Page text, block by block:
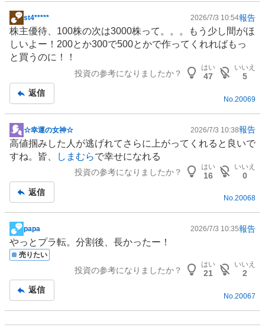
掲
示
板
記
st4***** 2026/7/3 10:54報告
株主優待 、100株の次は3000株って。。。もう少し間がほ
しいよー！200とか300で500とかで作ってくれればもっ
と買うのに！！
投資の参考になりましたか？
はい
47
いいえ
5
返信
No. 20069
掲
示
板
☆幸運の女神☆ 2026/7/3 10:38報告
高値掴みした人が逃げれてさらに上がってくれると良いで
すね。皆、
しまむらで幸せになれる
投資の参考になりましたか？
はい
16
いいえ
0
返信
No.20068
掲
示
板
papa 2026/7/3 10:35報告
やっとプラ転。分割後、長かったー！
売りたい
投資の参考になりましたか？
はい
21
いいえ
2
返信
No. 20067